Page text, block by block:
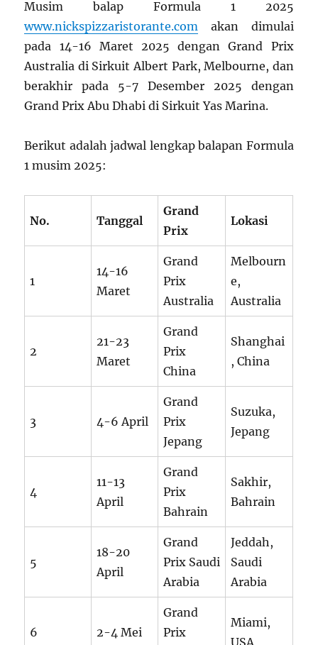
Musim balap Formula 1 2025
www.nickspizzaristorante.com akan dimulai
pada 14-16 Maret 2025 dengan Grand Prix
Australia di Sirkuit Albert Park, Melbourne, dan
berakhir pada 5-7 Desember 2025 dengan
Grand Prix Abu Dhabi di Sirkuit Yas Marina.
Berikut adalah jadwal lengkap balapan Formula
1 musim 2025:
No. Tanggal
Grand
Prix
Lokasi
1
14-16
Maret
Grand
Prix
Australia
Melbourn
e,
Australia
2
21-23
Maret
Grand
Prix
China
Shanghai
, China
3 4-6 April
Grand
Prix
Jepang
Suzuka,
Jepang
4
11-13
April
Grand
Prix
Bahrain
Sakhir,
Bahrain
5
18-20
April
Grand
Prix Saudi
Arabia
Jeddah,
Saudi
Arabia
6 2-4 Mei
Grand
Prix
Miami,